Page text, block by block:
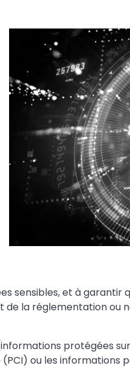
sensibles, et à garantir
la réglementation ou
protégées
ou les informations